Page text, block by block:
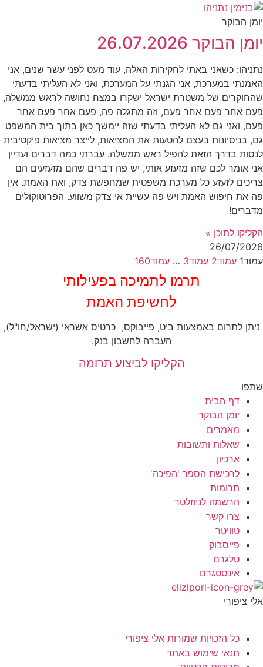
יומן הבוקר
יומן הבוקר 26.07.2026
נתניהו: כשאני באתי לחקירות האלה, עוד מעט לפני עשר שנים, אני
האמנתי במערכת, אני הגנתי על המערכת, ואני לא העליתי בדעתי
שהחוקרים של משטרת ישראל ישקרו במצח נחושה לראש ממשלה,
פעם אחר פעם אחר פעם, וזה מתגלה פה, פעם אחר פעם אחר
פעם, ואני גם לא העליתי בדעתי שזה יימשך כאן בתוך בית המשפט
גם, בניסיונות בעצם להטעות את המציאות, לייצר מציאות פיקטיבית
לנסות בדרך הזאת להפיל ראש ממשלה. עברתי כמה דברים ועדיין
אני אומר לכם שזה מזעזע אותי, יש פה דברים שהם מזעזעים הם
צריכים לזעזע כל מערכת משפטית שמחפשת צדק, ואת האמת. אין
פה את חיפוש האמת ויש פה עשיית אי צדק משווע. הפרוטוקולים
מדברים!
הקליקו לתוכן »
26/07/2026
עמוד1 עמוד2 עמוד3
… עמוד160
‏תרמו לתמיכה בפעילותי
לחשיפת האמת
ניתן לתרום באמצעות ביט, פייבוקס, כרטיס אשראי (ישראל/חו"ל),
העברה לחשבון בנק.
הקליקו לביצוע תרומה
שתפו
דף הבית
יומן הבוקר
מאמרים
שאלות ותשובות
ארכיון
לרכישת הספר 'הפיכה'
תרומות
הרשמה לניוזלטר
צרו קשר
טוויטר
פייסבוק
טלגרם
אינסטגרם
אלי ציפורי
כל הזכויות שמורות אלי ציפורי
תנאי שימוש באתר